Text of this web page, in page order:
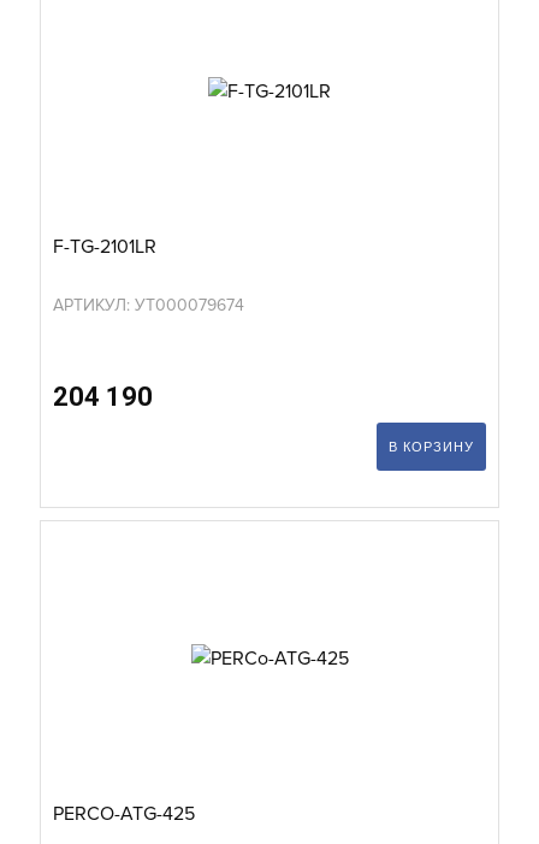
F-TG-2101LR
АРТИКУЛ: УТ000079674
204 190
В КОРЗИНУ
PERCO-ATG-425